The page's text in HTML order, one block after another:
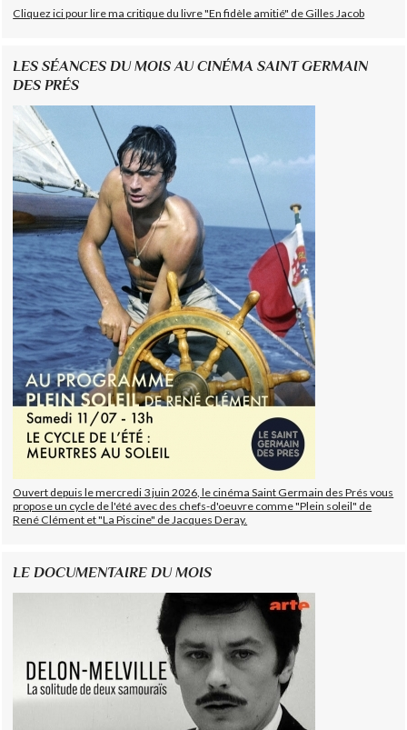
Cliquez ici pour lire ma critique du livre "En fidèle amitié" de Gilles Jacob
LES SÉANCES DU MOIS AU CINÉMA SAINT GERMAIN
DES PRÉS
Ouvert depuis le mercredi 3 juin 2026, le cinéma Saint Germain des Prés vous
propose un cycle de l'été avec des chefs-d'oeuvre comme "Plein soleil" de
René Clément et "La Piscine" de Jacques Deray.
LE DOCUMENTAIRE DU MOIS